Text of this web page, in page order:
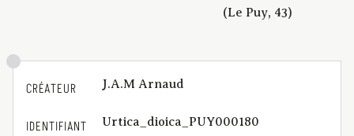
(Le Puy, 43)
CRÉATEUR J.A.M Arnaud
IDENTIFIANT Urtica_dioica_PUY000180